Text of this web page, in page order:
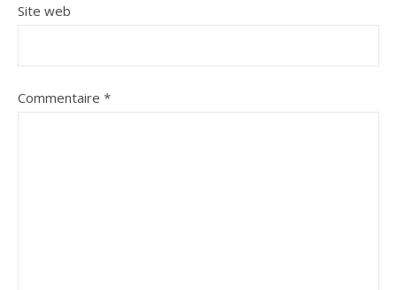
Site web
Commentaire *